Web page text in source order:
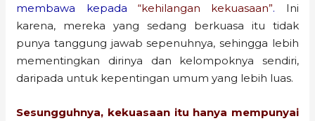
membawa kepada “kehilangan kekuasaan”. Ini
karena, mereka yang sedang berkuasa itu tidak
punya tanggung jawab sepenuhnya, sehingga lebih
mementingkan dirinya dan kelompoknya sendiri,
daripada untuk kepentingan umum yang lebih luas.
Sesungguhnya, kekuasaan itu hanya mempunyai